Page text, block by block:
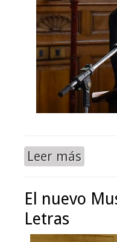
Leer más
El nuevo
Letras